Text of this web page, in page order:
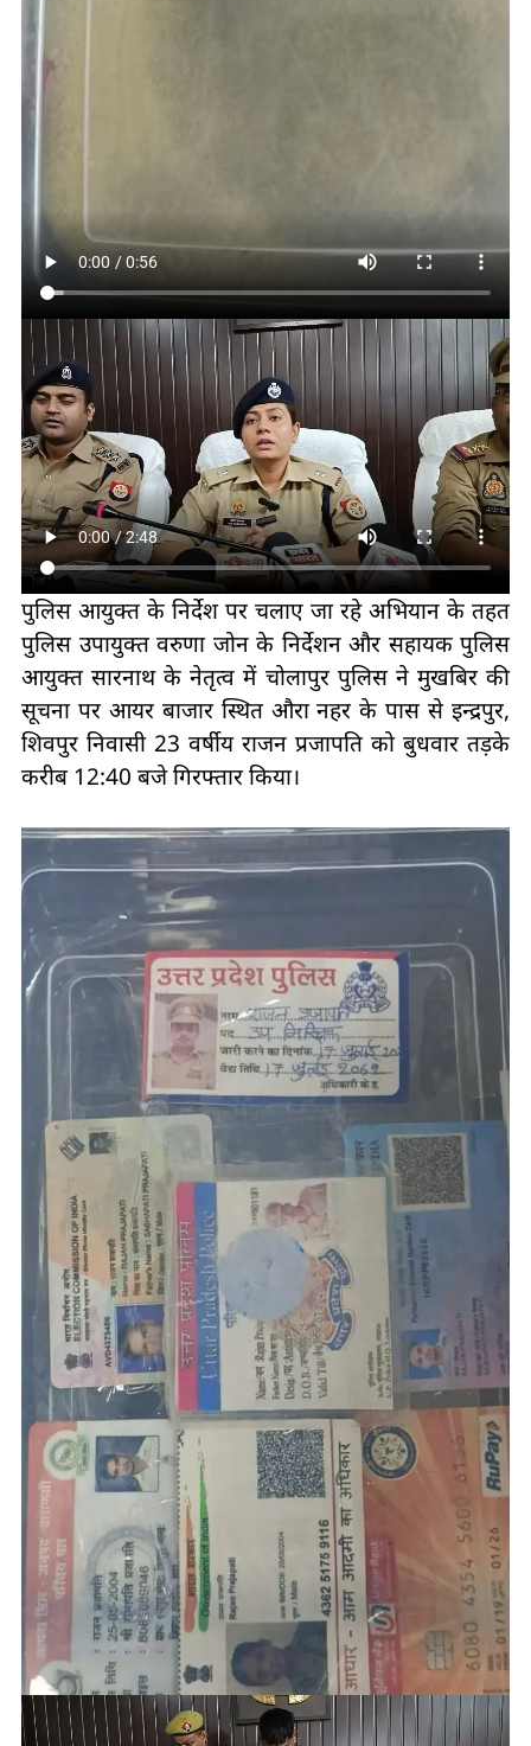
पुलिस आयुक्त के निर्देश पर चलाए जा रहे अभियान के तहत
पुलिस उपायुक्त वरुणा जोन के निर्देशन और सहायक पुलिस
आयुक्त सारनाथ के नेतृत्व में चोलापुर पुलिस ने मुखबिर की
सूचना पर आयर बाजार स्थित औरा नहर के पास से इन्द्रपुर,
शिवपुर निवासी 23 वर्षीय राजन प्रजापति को बुधवार तड़के
करीब 12:40 बजे गिरफ्तार किया।